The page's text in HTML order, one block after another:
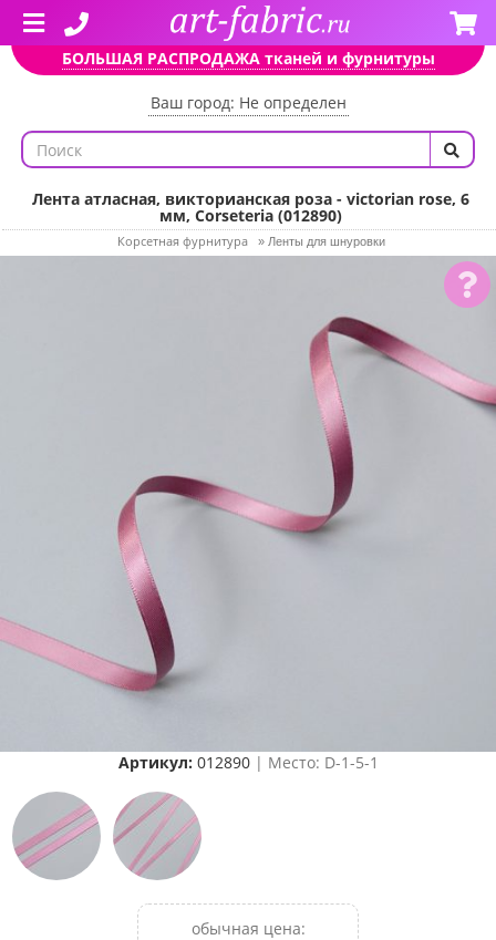
БОЛЬШАЯ РАСПРОДАЖА тканей и фурнитуры
Ваш город: Не определен
Лента атласная, викторианская роза - victorian rose, 6
мм, Corseteria (012890)
Корсетная фурнитура » Ленты для шнуровки
Артикул: 012890| Место: D-1-5-1
обычная цена: